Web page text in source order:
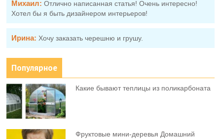
Михаил: Отлично написанная статья! Очень интересно!
Хотел бы я быть дизайнером интерьеров!
Ирина: Хочу заказать черешню и грушу.
Популярное
Какие бывают теплицы из поликарбоната
Фруктовыe мини-деревья Домашний